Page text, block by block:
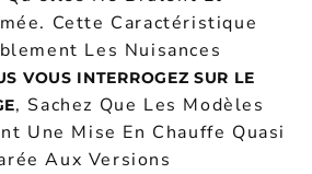
Cette Caractéristique
Les Nuisances
VOUS INTERROGEZ SUR LE
, Sachez Que Les Modèles
Une Mise En Chauffe Quasi
Aux Versions